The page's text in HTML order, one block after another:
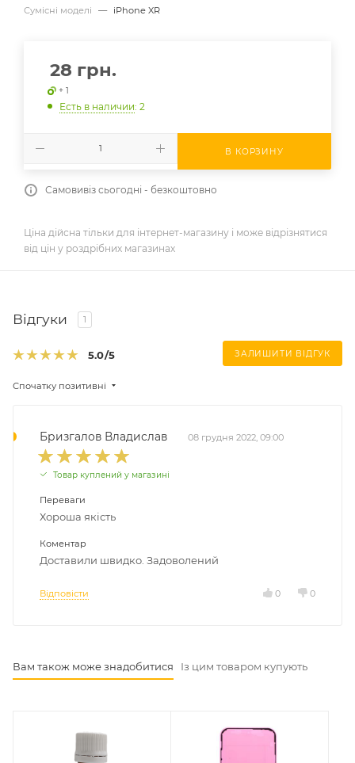
Сумісні моделі
— iPhone XR
28 грн.
+ 1
Есть в наличии: 2
В КОРЗИНУ
Самовивіз сьогодні - безкоштовно
Ціна дійсна тільки для інтернет-магазину і може відрізнятися
від цін у роздрібних магазинах
Відгуки 1
5.0/5 ЗАЛИШИТИ ВІДГУК
Спочатку позитивні
Бризгалов Владислав 08 грудня 2022, 09:00
Товар куплений у магазині
Переваги
Хороша якість
Коментар
Доставили швидко. Задоволений
Відповісти 0 0
Вам також може знадобитися Із цим товаром купують